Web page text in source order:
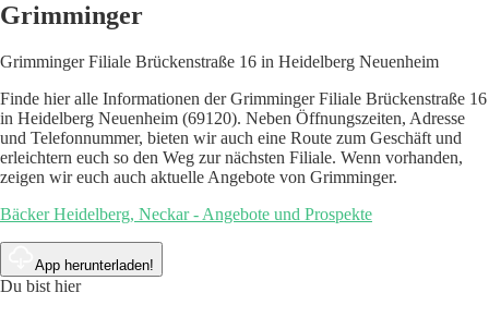
Grimminger
Grimminger Filiale Brückenstraße 16 in Heidelberg Neuenheim
Finde hier alle Informationen der Grimminger Filiale Brückenstraße 16
in Heidelberg Neuenheim (69120). Neben Öffnungszeiten, Adresse
und Telefonnummer, bieten wir auch eine Route zum Geschäft und
erleichtern euch so den Weg zur nächsten Filiale. Wenn vorhanden,
zeigen wir euch auch aktuelle Angebote von Grimminger.
Bäcker Heidelberg, Neckar - Angebote und Prospekte
App herunterladen!
Du bist hier